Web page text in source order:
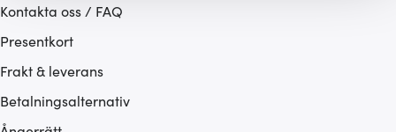
gör också att vi kan analysera vår trafik och göra
som du vill dela med dig av.
Kontakta oss / FAQ
Presentkort
Frakt & leverans
Betalningsalternativ